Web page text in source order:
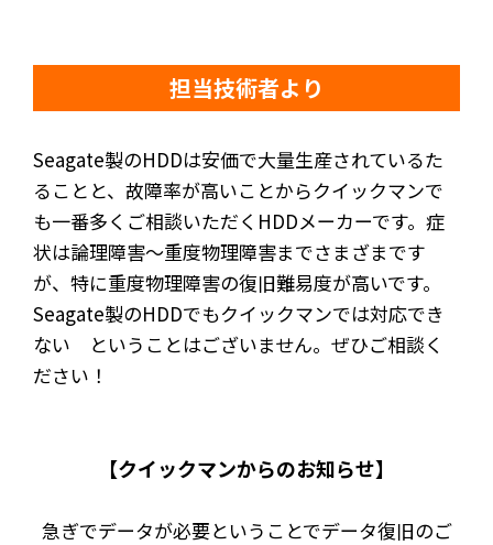
担当技術者より
Seagate製のHDDは安価で大量生産されているた
ることと、故障率が高いことからクイックマンで
も一番多くご相談いただくHDDメーカーです。症
状は論理障害～重度物理障害までさまざまです
が、特に重度物理障害の復旧難易度が高いです。
Seagate製のHDDでもクイックマンでは対応でき
ない ということはございません。ぜひご相談く
ださい！
【クイックマンからのお知らせ】
急ぎでデータが必要ということでデータ復旧のご